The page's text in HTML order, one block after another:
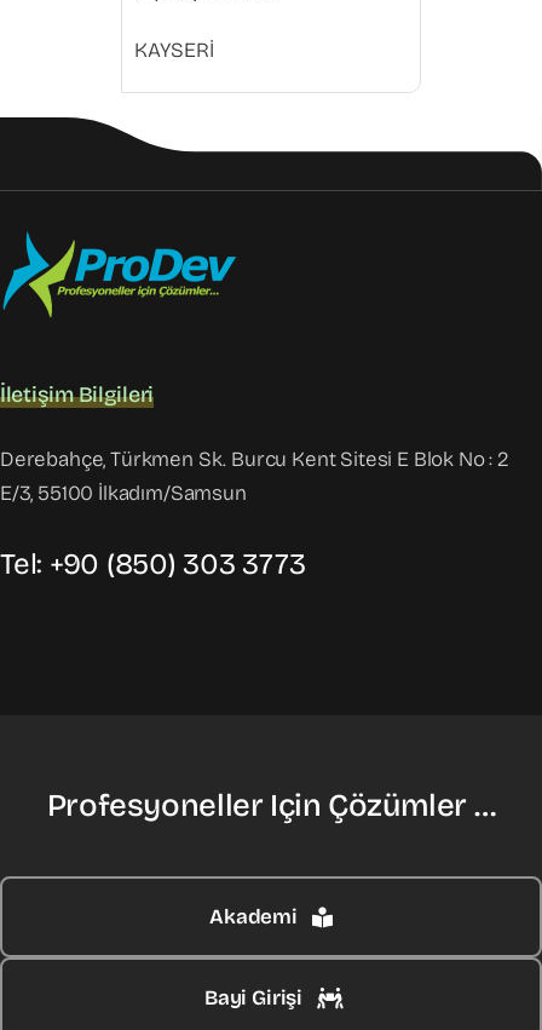
KAYSERİ
İletişim Bilgileri
Derebahçe, Türkmen Sk. Burcu Kent Sitesi E Blok No : 2
E/3, 55100 İlkadım/Samsun
Tel: +90 (850) 303 3773
Profesyoneller Için Çözümler …
Akademi
Bayi Girişi